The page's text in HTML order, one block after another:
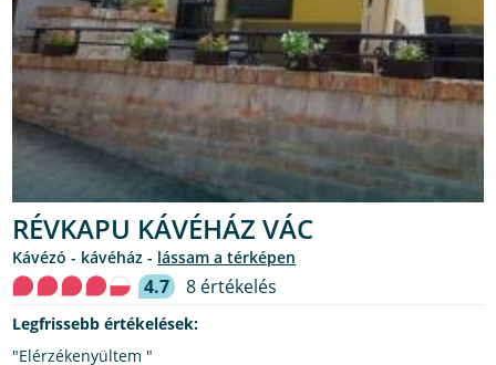
RÉVKAPU KÁVÉHÁZ VÁC
kávézó - kávéház - lássam a térképen
4.7 8 értékelés
Legfrissebb értékelések:
"Elérzékenyültem "